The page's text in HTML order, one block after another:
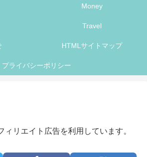
Money
Travel
HTMLサイトマップ
プライバシーポリシー
リエイト広告を利用しています。